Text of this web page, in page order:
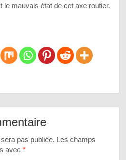
le mauvais état de cet axe routier.
pas publiée. Les champs
avec *